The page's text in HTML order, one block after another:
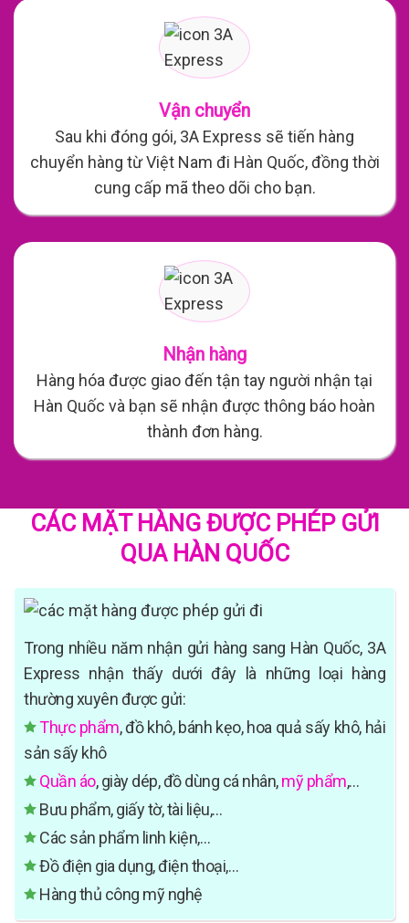
Vận chuyển
Sau khi đóng gói, 3A Express sẽ tiến hàng
chuyển hàng từ Việt Nam đi Hàn Quốc, đồng thời
cung cấp mã theo dõi cho bạn.
Nhận hàng
Hàng hóa được giao đến tận tay người nhận tại
Hàn Quốc và bạn sẽ nhận được thông báo hoàn
thành đơn hàng.
CÁC MẶT HÀNG ĐƯỢC PHÉP GỬI
QUA HÀN QUỐC
Trong nhiều năm nhận gửi hàng sang Hàn Quốc, 3A
Express nhận thấy dưới đây là những loại hàng
thường xuyên được gửi:
Thực phẩm, đồ khô, bánh kẹo, hoa quả sấy khô, hải
sản sấy khô
Quần áo, giày dép, đồ dùng cá nhân,mỹ phẩm,…
Bưu phẩm, giấy tờ, tài liệu,…
Các sản phẩm linh kiện,…
Đồ điện gia dụng, điện thoại,…
Hàng thủ công mỹ nghệ